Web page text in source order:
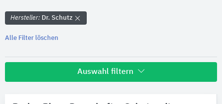
Hersteller: Dr. Schutz
Alle Filter löschen
Auswahl filtern